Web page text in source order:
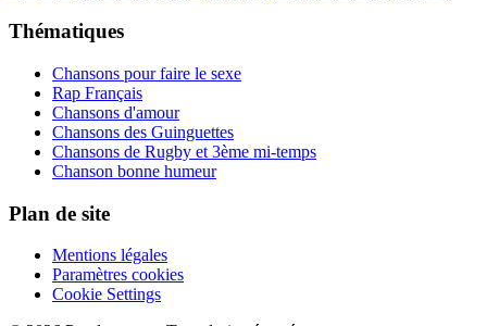
Thématiques
Chansons pour faire le sexe
Rap Français
Chansons d'amour
Chansons des Guinguettes
Chansons de Rugby et 3ème mi-temps
Chanson bonne humeur
Plan de site
Mentions légales
Paramètres cookies
Cookie Settings